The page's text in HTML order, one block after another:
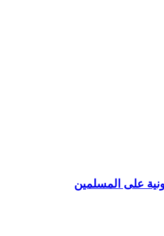
على المسلمين